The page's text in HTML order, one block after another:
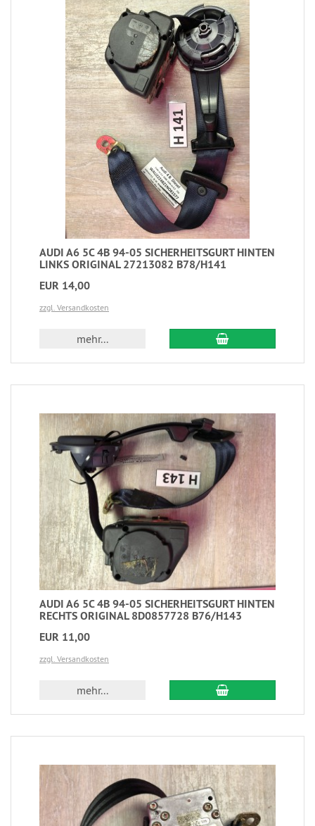
AUDI A6 5C 4B 94-05 SICHERHEITSGURT HINTEN
LINKS ORIGINAL 27213082 B78/H141
EUR 14,00
zzgl. Versandkosten
mehr...
AUDI A6 5C 4B 94-05 SICHERHEITSGURT HINTEN
RECHTS ORIGINAL 8D0857728 B76/H143
EUR 11,00
zzgl. Versandkosten
mehr...